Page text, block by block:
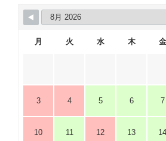
月 火 水 木 金
3 4 5 6 7
10 11 12 13 14